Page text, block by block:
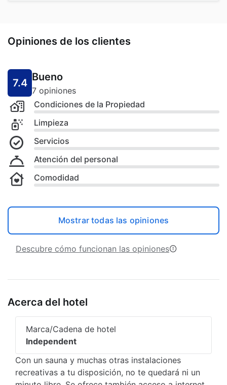
Opiniones de los clientes
7.4 Bueno
7 opiniones
Condiciones de la Propiedad
Limpieza
Servicios
Atención del personal
Comodidad
Mostrar todas las opiniones
Descubre cómo funcionan las opiniones
Acerca del hotel
Marca/Cadena de hotel
Independent
Con un sauna y muchas otras instalaciones
recreativas a tu disposición, no te quedará ni un